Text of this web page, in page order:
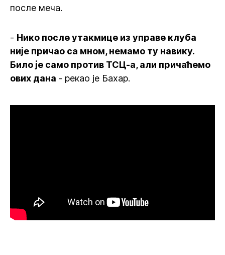
после меча.
- Нико после утакмице из управе клуба
није причао са мном, немамо ту навику.
Било је само против ТСЦ-а, али причаћемо
ових дана - рекао је Бахар.